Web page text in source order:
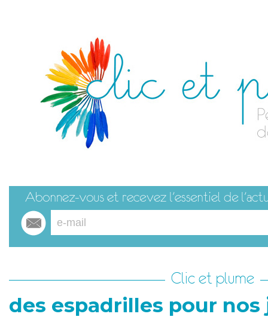
Clic et plume
des espadrilles pour nos